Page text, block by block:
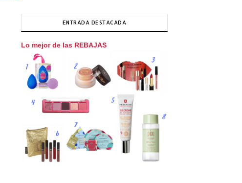
ENTRADA DESTACADA
Lo mejor de las REBAJAS